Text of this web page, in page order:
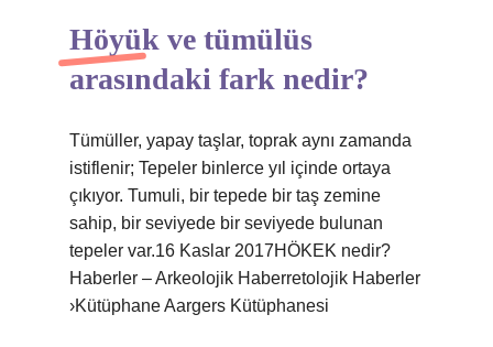
Höyük ve tümülüs
arasındaki fark nedir?
Tümüller, yapay taşlar, toprak aynı zamanda
istiflenir; Tepeler binlerce yıl içinde ortaya
çıkıyor. Tumuli, bir tepede bir taş zemine
sahip, bir seviyede bir seviyede bulunan
tepeler var.16 Kaslar 2017HÖKEK nedir?
Haberler – Arkeolojik Haberretolojik Haberler
›Kütüphane Aargers Kütüphanesi